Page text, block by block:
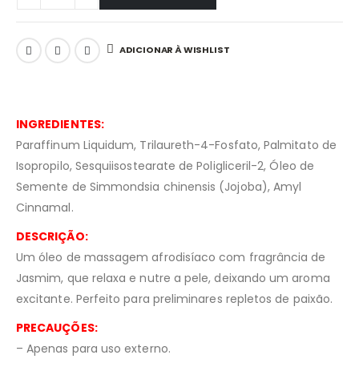
ADICIONAR À WISHLIST
INGREDIENTES:
Paraffinum Liquidum, Trilaureth-4-Fosfato, Palmitato de
Isopropilo, Sesquiisostearate de Poligliceril-2, Óleo de
Semente de Simmondsia chinensis (Jojoba), Amyl
Cinnamal.
DESCRIÇÃO:
Um óleo de massagem afrodisíaco com fragrância de
Jasmim, que relaxa e nutre a pele, deixando um aroma
excitante. Perfeito para preliminares repletos de paixão.
PRECAUÇÕES:
– Apenas para uso externo.